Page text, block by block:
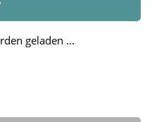
geladen ...